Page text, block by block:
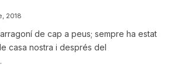
2018
de cap a peus; sempre ha estat
casa nostra i després del